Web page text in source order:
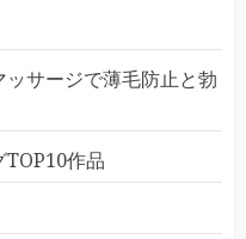
サージで薄毛防止と勃
TOP10作品